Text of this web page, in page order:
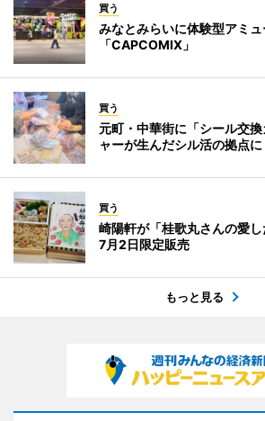
買う
みなとみらいに体験型アミ
「CAPCOMIX」
買う
元町・中華街に「シール交
ャーが生んだシル活の拠点に
買う
崎陽軒が「桂歌丸さんの愛
7月2日限定販売
もっと見る